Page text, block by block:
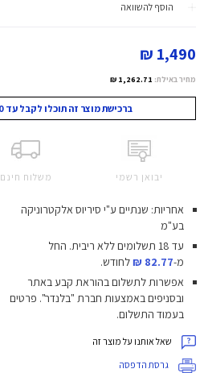
הוסף להשוואה
1,490 ₪
מחיר באילת: 1,262.71 ₪
ברכישת מוצר זה תוכלו לקבל עד 1,490 נקודות מועדון!
יבואן רשמי משלוח חינם
אחריות: שנתיים ע"י סיריוס אלקטרוניקה
בע"מ
עד 18 תשלומים ללא ריבית.
החל
מ-82.77 ₪
לחודש.
אפשרות לתשלום בהוראת קבע באתר
ובסניפים באמצעות חברת "בלנדר". פרטים
בעמוד התשלום.
שאל אותנו על מוצר זה
גרסת הדפסה